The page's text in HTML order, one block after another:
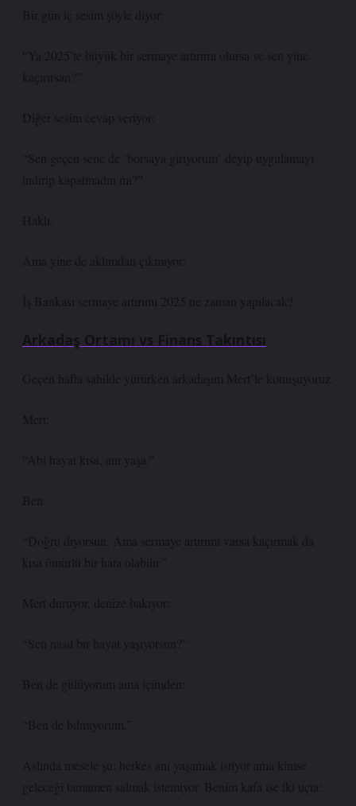
Bir gün iç sesim şöyle diyor:
“Ya 2025’te büyük bir sermaye artırımı olursa ve sen yine
kaçırırsan?”
Diğer sesim cevap veriyor:
“Sen geçen sene de ‘borsaya giriyorum’ deyip uygulamayı
indirip kapatmadın mı?”
Haklı.
Ama yine de aklımdan çıkmıyor:
İş Bankası sermaye artırımı 2025 ne zaman yapılacak?
Arkadaş Ortamı vs Finans Takıntısı
Geçen hafta sahilde yürürken arkadaşım Mert’le konuşuyoruz.
Mert:
“Abi hayat kısa, anı yaşa.”
Ben:
“Doğru diyorsun. Ama sermaye artırımı varsa kaçırmak da
kısa ömürlü bir hata olabilir.”
Mert duruyor, denize bakıyor:
“Sen nasıl bir hayat yaşıyorsun?”
Ben de gülüyorum ama içimden:
“Ben de bilmiyorum.”
Aslında mesele şu: herkes anı yaşamak istiyor ama kimse
geleceği tamamen salmak istemiyor. Benim kafa ise iki uçta: